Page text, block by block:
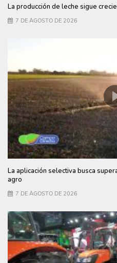
La producción de leche sigue
7 DE AGOSTO DE 2026
La aplicación selectiva busca
agro
7 DE AGOSTO DE 2026